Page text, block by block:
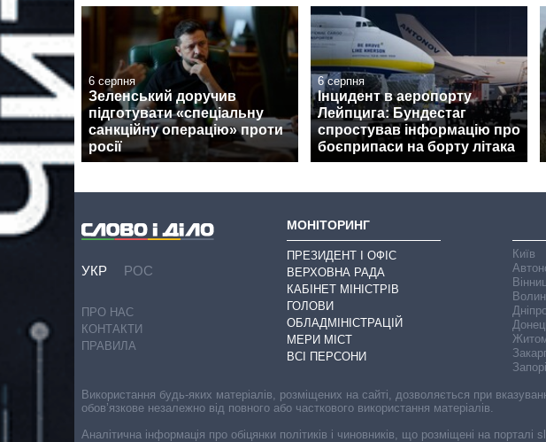
6 серпня
Зеленський доручив
підготувати «спеціальну
санкційну операцію» проти
росії
6 серпня
Інцидент в аеропорту
Лейпцига: Бундестаг
спростував інформацію про
боєприпаси на борту літака
УКР РОС
ПРО НАС
КОНТАКТИ
ПРАВИЛА
МОНІТОРИНГ
ПРЕЗИДЕНТ І ОФІС
ВЕРХОВНА РАДА
КАБІНЕТ МІНІСТРІВ
ГОЛОВИ
ОБЛАДМІНІСТРАЦІЙ
МЕРИ МІСТ
ВСІ ПЕРСОНИ
Київ
Використання будь-яких матеріалів, розміщених на сайті, дозволяється при
обов’язкове незалежно від повного або часткового використання матеріалів.
Аналітична інформація про обіцянки політиків і чиновників, що розміщені на